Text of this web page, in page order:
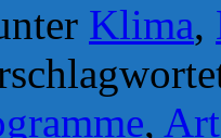
Klima,
,